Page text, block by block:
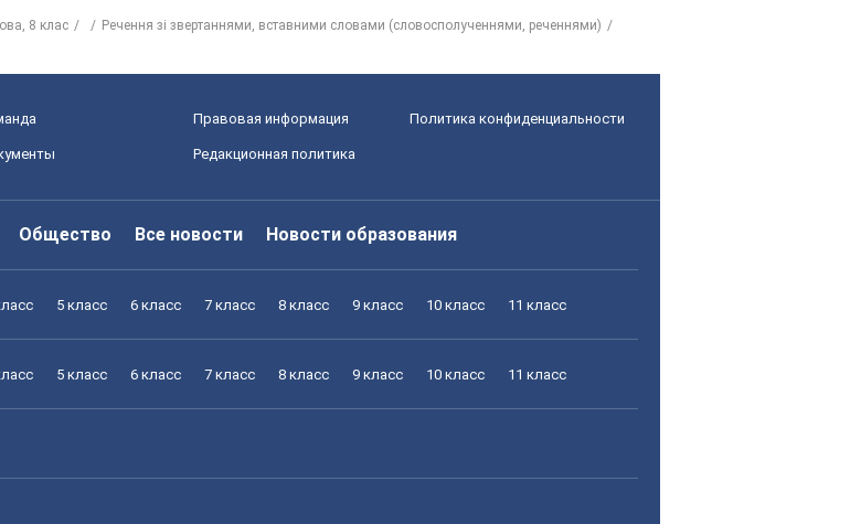
8 клас
Речення зі звертаннями, вставними словами (словосполученнями, реченнями)
Правовая информация Политика конфиденциальности
Редакционная политика
Общество Все новости Новости образования
5 класс 6 класс 7 класс 8 класс 9 класс 10 класс 11 класс
5 класс 6 класс 7 класс 8 класс 9 класс 10 класс 11 класс